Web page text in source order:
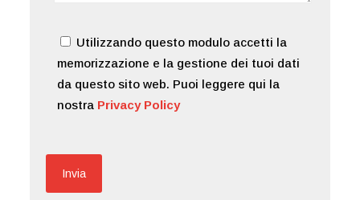
Utilizzando questo modulo accetti la
memorizzazione e la gestione dei tuoi dati
da questo sito web. Puoi leggere qui la
nostra Privacy Policy